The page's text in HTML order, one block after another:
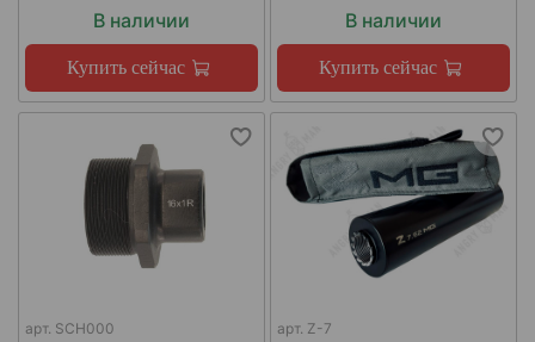
В наличии
Купить сейчас
В наличии
Купить сейчас
арт. SCH000 арт. Z-7